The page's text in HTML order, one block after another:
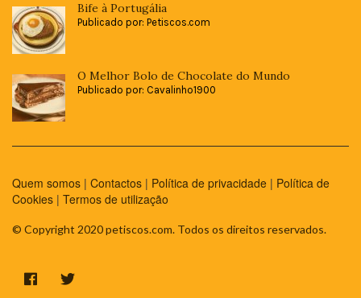
Bife à Portugália
Publicado por: Petiscos.com
O Melhor Bolo de Chocolate do Mundo
Publicado por: Cavalinho1900
Quem somos | Contactos | Política de privacidade | Política de
Cookies | Termos de utilização
© Copyright 2020 petiscos.com. Todos os direitos reservados.